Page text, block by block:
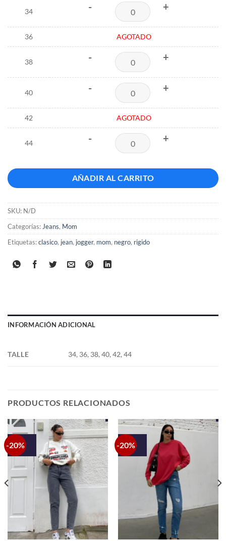
34 - +
36 AGOTADO
38 - +
40 - +
42 AGOTADO
44 - +
AÑADIR AL CARRITO
SKU: N/D
Categorías:Jeans, Mom
Etiquetas:clasico, jean, jogger, mom, negro, rigido
INFORMACIÓN ADICIONAL
TALLE 34, 36, 38, 40, 42, 44
PRODUCTOS RELACIONADOS
-20% -20%